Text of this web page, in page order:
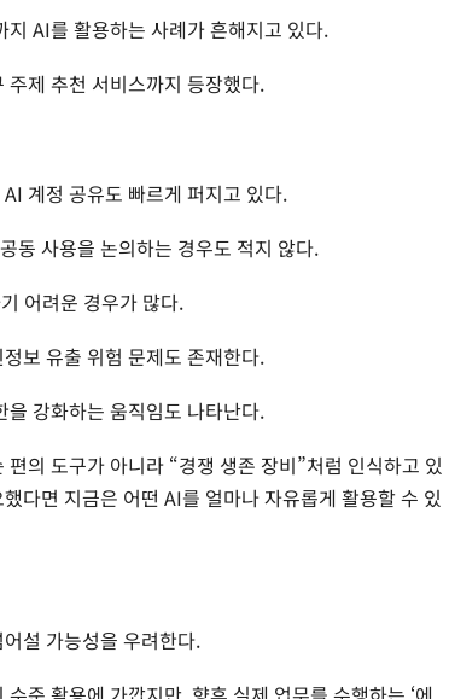
AI를 활용하는 사례가 흔해지고 있다.
주제 추천 서비스까지 등장했다.
계정 공유도 빠르게 퍼지고 있다.
동 사용을 논의하는 경우도 적지 않다.
어려운 경우가 많다.
보 유출 위험 문제도 존재한다.
강화하는 움직임도 나타난다.
의 도구가 아니라 “경쟁 생존 장비”처럼 인식하고 있
다면 지금은 어떤 AI를 얼마나 자유롭게 활용할 수 있
설 가능성을 우려한다.